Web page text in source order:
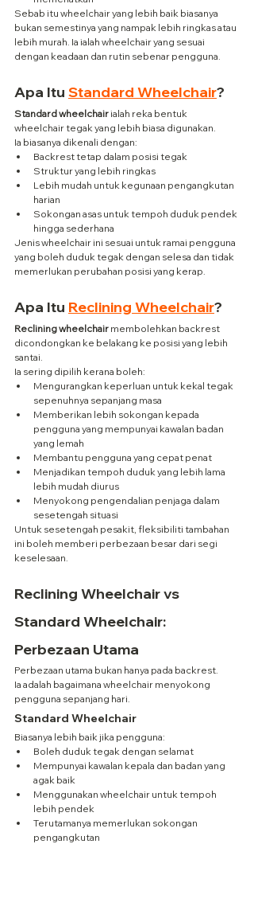
Sebab itu wheelchair yang lebih baik biasanya
bukan semestinya yang nampak lebih ringkas atau
lebih murah. Ia ialah wheelchair yang sesuai
dengan keadaan dan rutin sebenar pengguna.
Apa Itu Standard Wheelchair?
Standard wheelchair ialah reka bentuk
wheelchair tegak yang lebih biasa digunakan.
Ia biasanya dikenali dengan:
Backrest tetap dalam posisi tegak
Struktur yang lebih ringkas
Lebih mudah untuk kegunaan pengangkutan
harian
Sokongan asas untuk tempoh duduk pendek
hingga sederhana
Jenis wheelchair ini sesuai untuk ramai pengguna
yang boleh duduk tegak dengan selesa dan tidak
memerlukan perubahan posisi yang kerap.
Apa Itu Reclining Wheelchair?
Reclining wheelchair membolehkan backrest
dicondongkan ke belakang ke posisi yang lebih
santai.
Ia sering dipilih kerana boleh:
Mengurangkan keperluan untuk kekal tegak
sepenuhnya sepanjang masa
Memberikan lebih sokongan kepada
pengguna yang mempunyai kawalan badan
yang lemah
Membantu pengguna yang cepat penat
Menjadikan tempoh duduk yang lebih lama
lebih mudah diurus
Menyokong pengendalian penjaga dalam
sesetengah situasi
Untuk sesetengah pesakit, fleksibiliti tambahan
ini boleh memberi perbezaan besar dari segi
keselesaan.
Reclining Wheelchair vs
Standard Wheelchair:
Perbezaan Utama
Perbezaan utama bukan hanya pada backrest.
Ia adalah bagaimana wheelchair menyokong
pengguna sepanjang hari.
Standard Wheelchair
Biasanya lebih baik jika pengguna:
Boleh duduk tegak dengan selamat
Mempunyai kawalan kepala dan badan yang
agak baik
Menggunakan wheelchair untuk tempoh
lebih pendek
Terutamanya memerlukan sokongan
pengangkutan